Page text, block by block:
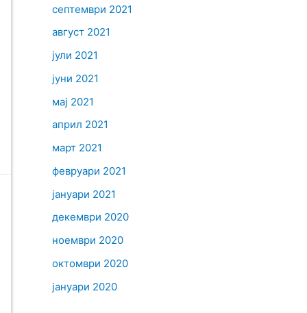
септември 2021
август 2021
јули 2021
јуни 2021
мај 2021
април 2021
март 2021
февруари 2021
јануари 2021
декември 2020
ноември 2020
октомври 2020
јануари 2020